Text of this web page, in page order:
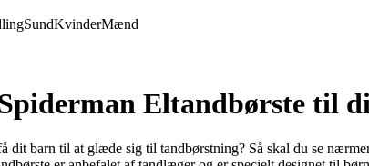
SundKvinderMænd
Eltandbørste til
dit barn til at glæde sig til tandbørstning? Så skal du se